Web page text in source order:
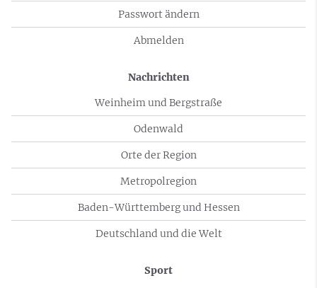
Passwort ändern
Abmelden
Nachrichten
Weinheim und Bergstraße
Odenwald
Orte der Region
Metropolregion
Baden-Württemberg und Hessen
Deutschland und die Welt
Sport